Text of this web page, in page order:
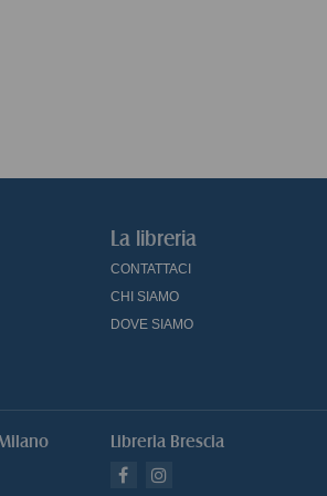
La libreria
CONTATTACI
CHI SIAMO
DOVE SIAMO
Libreria Brescia